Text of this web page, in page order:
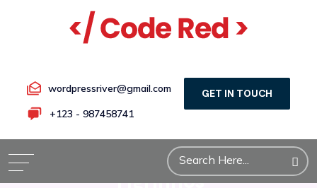
wordpressriver@gmail.com
+123 - 987458741
GET IN TOUCH
Como a Escola
Bilingue
Tigrinhos